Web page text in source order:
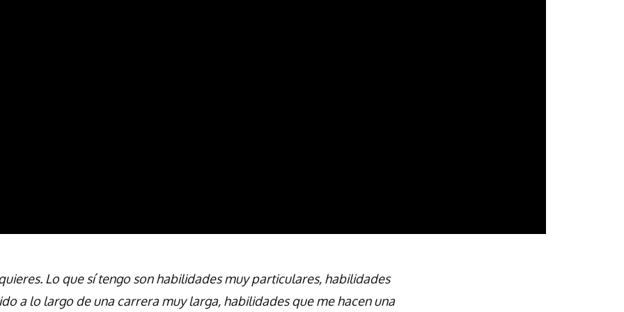
Lo que sí tengo son habilidades muy particulares, habilidades
a lo largo de una carrera muy larga, habilidades que me hacen una